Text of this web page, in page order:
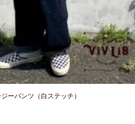
ーパンツ（白ステッチ）